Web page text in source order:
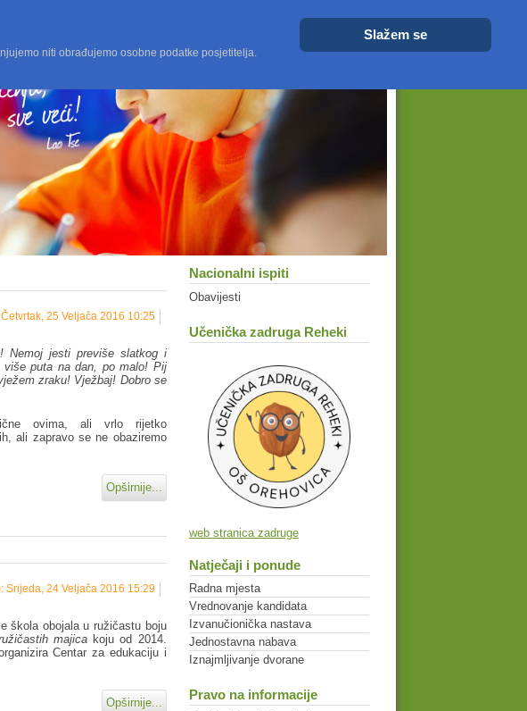
Resetiraj Manje
25 Veljača 2016 10:25
Nemoj jesti previše slatkog i
puta na dan, po malo! Pij
zraku! Vježbaj! Dobro se
ovima, ali vrlo rijetko
ali zapravo se ne obaziremo
Opširnije...
Srijeda, 24 Veljača 2016 15:29
škola obojala u ružičastu boju
majicakoju od 2014.
Centar za edukaciju i
Opširnije...
Nacionalni ispiti
Obavijesti
Učenička zadruga Reheki
web stranica zadruge
Natječaji i ponude
Radna mjesta
Vrednovanje kandidata
Izvanučionička nastava
Jednostavna nabava
Iznajmljivanje dvorane
Pravo na informacije
niti obrađujemo osobne podatke posjetitelja.
Slažem se